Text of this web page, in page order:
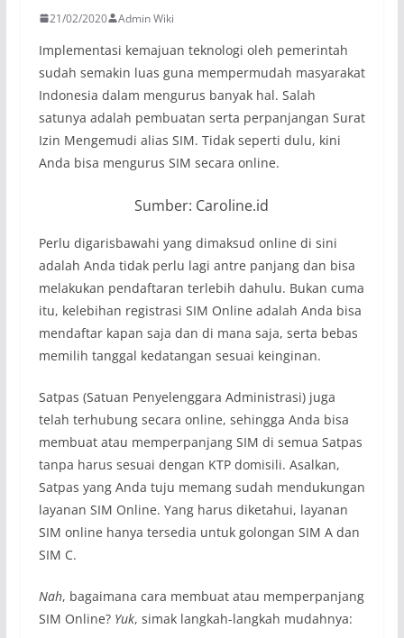
21/02/2020 Admin Wiki
Implementasi kemajuan teknologi oleh pemerintah
sudah semakin luas guna mempermudah masyarakat
Indonesia dalam mengurus banyak hal. Salah
satunya adalah pembuatan serta perpanjangan Surat
Izin Mengemudi alias SIM. Tidak seperti dulu, kini
Anda bisa mengurus SIM secara online.
Sumber: Caroline.id
Perlu digarisbawahi yang dimaksud online di sini
adalah Anda tidak perlu lagi antre panjang dan bisa
melakukan pendaftaran terlebih dahulu. Bukan cuma
itu, kelebihan registrasi SIM Online adalah Anda bisa
mendaftar kapan saja dan di mana saja, serta bebas
memilih tanggal kedatangan sesuai keinginan.
Satpas (Satuan Penyelenggara Administrasi) juga
telah terhubung secara online, sehingga Anda bisa
membuat atau memperpanjang SIM di semua Satpas
tanpa harus sesuai dengan KTP domisili. Asalkan,
Satpas yang Anda tuju memang sudah mendukungan
layanan SIM Online. Yang harus diketahui, layanan
SIM online hanya tersedia untuk golongan SIM A dan
SIM C.
Nah, bagaimana cara membuat atau memperpanjang
SIM Online? Yuk, simak langkah-langkah mudahnya: